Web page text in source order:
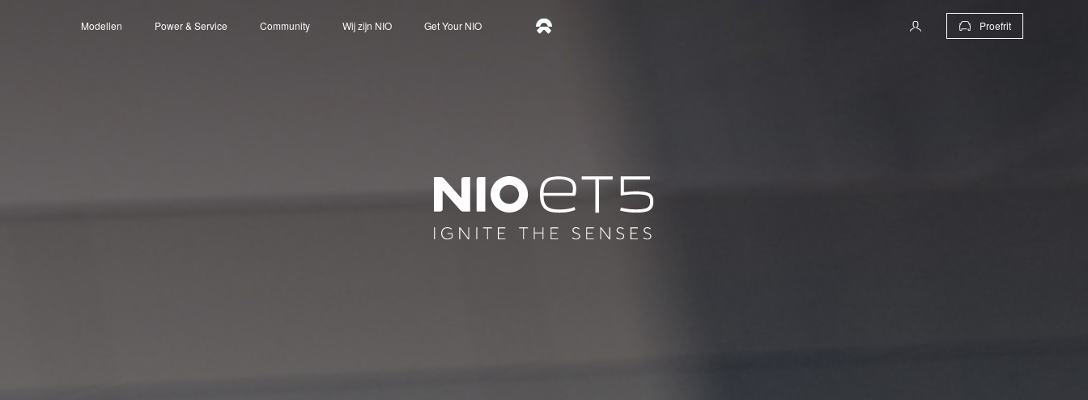
Modellen Power & Service Community Wij zijn NIO Get Your NIO Proefrit